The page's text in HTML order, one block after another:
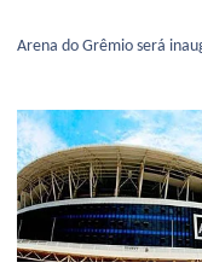
Arena do Grêmio será